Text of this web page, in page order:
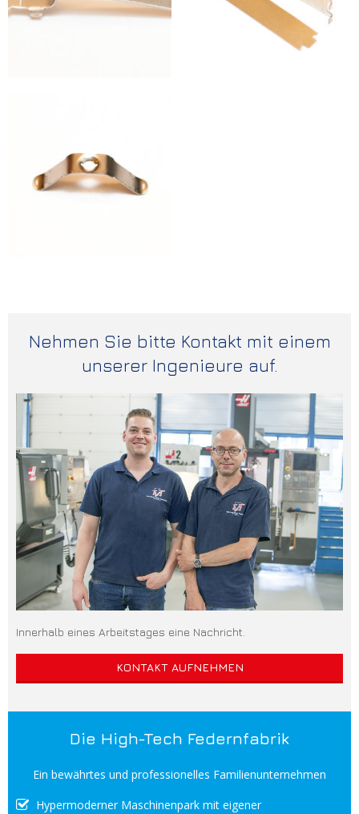
Nehmen Sie bitte Kontakt mit einem
unserer Ingenieure auf.
Innerhalb eines Arbeitstages eine Nachricht.
KONTAKT AUFNEHMEN
Die High-Tech Federnfabrik
Ein bewährtes und professionelles Familienunternehmen
Hypermoderner Maschinenpark mit eigener